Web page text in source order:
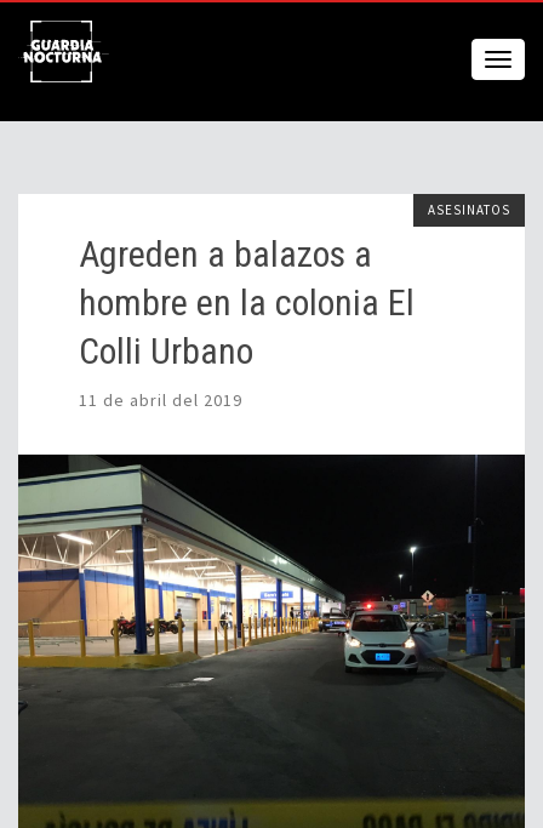
ASESINATOS
Agreden a balazos a
hombre en la colonia El
Colli Urbano
11 de abril del 2019